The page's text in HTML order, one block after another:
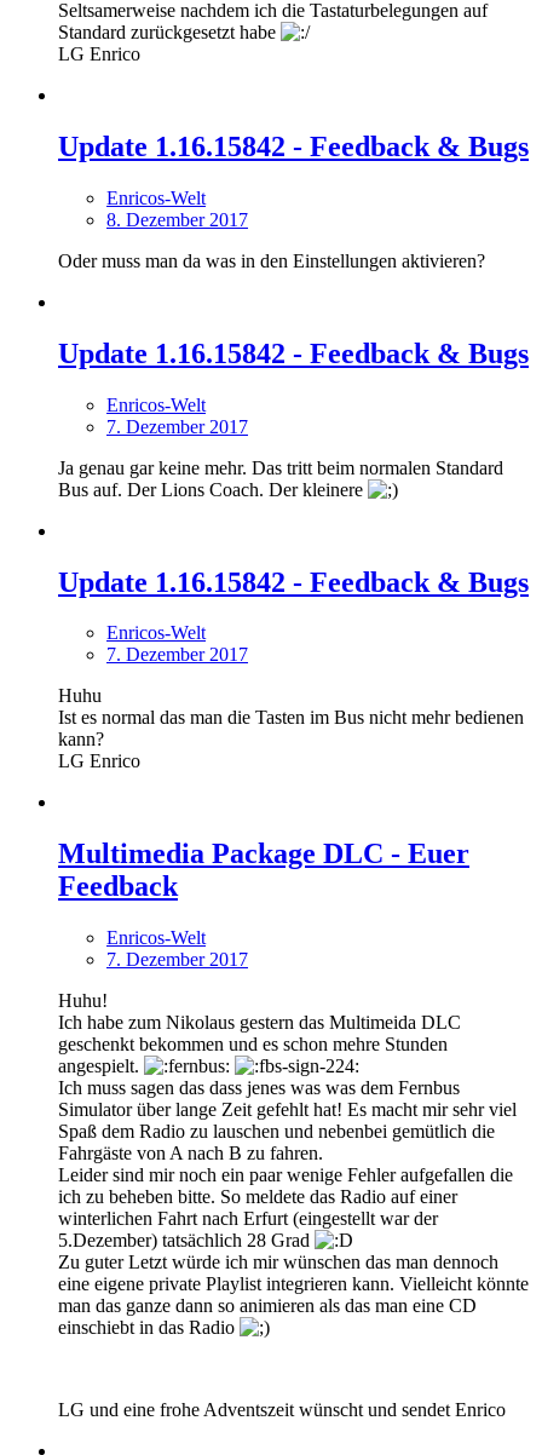
Seltsamerweise nachdem ich die Tastaturbelegungen auf
Standard zurückgesetzt habe
LG Enrico
Update 1.16.15842 - Feedback & Bugs
Enricos-Welt
8. Dezember 2017
Oder muss man da was in den Einstellungen aktivieren?
Update 1.16.15842 - Feedback & Bugs
Enricos-Welt
7. Dezember 2017
Ja genau gar keine mehr. Das tritt beim normalen Standard
Bus auf. Der Lions Coach. Der kleinere
Update 1.16.15842 - Feedback & Bugs
Enricos-Welt
7. Dezember 2017
Huhu
Ist es normal das man die Tasten im Bus nicht mehr bedienen
kann?
LG Enrico
Multimedia Package DLC - Euer
Feedback
Enricos-Welt
7. Dezember 2017
Huhu!
Ich habe zum Nikolaus gestern das Multimeida DLC
geschenkt bekommen und es schon mehre Stunden
angespielt.
Ich muss sagen das dass jenes was was dem Fernbus
Simulator über lange Zeit gefehlt hat! Es macht mir sehr viel
Spaß dem Radio zu lauschen und nebenbei gemütlich die
Fahrgäste von A nach B zu fahren.
Leider sind mir noch ein paar wenige Fehler aufgefallen die
ich zu beheben bitte. So meldete das Radio auf einer
winterlichen Fahrt nach Erfurt (eingestellt war der
5.Dezember) tatsächlich 28 Grad
Zu guter Letzt würde ich mir wünschen das man dennoch
eine eigene private Playlist integrieren kann. Vielleicht könnte
man das ganze dann so animieren als das man eine CD
einschiebt in das Radio
LG und eine frohe Adventszeit wünscht und sendet Enrico